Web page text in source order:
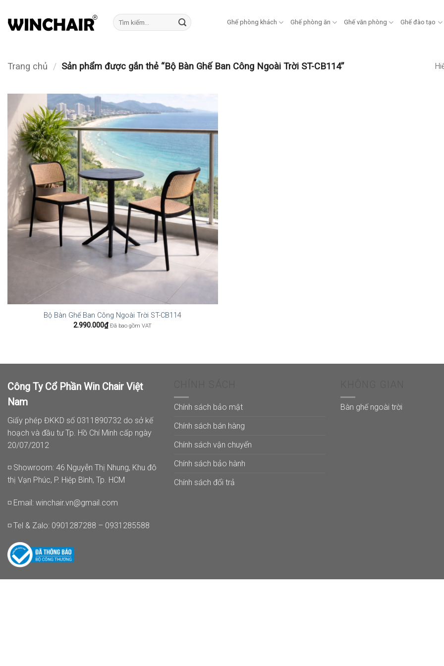
qua
Tìm
kiếm:
Ghế phòng khách Ghế phòng ăn Ghế văn phòng Ghế đào tạo
Trang chủ / Sản phẩm được gắn thẻ “Bộ Bàn Ghế Ban Công Ngoài Trời ST-CB114”
Bộ Bàn Ghế Ban Công Ngoài Trời ST-CB114
2.990.000₫ Đã bao gồm VAT
Công Ty Cổ Phần Win Chair Việt
Nam
Giấy phép ĐKKD số 0311890732 do sở kế
hoạch và đầu tư Tp. Hồ Chí Minh cấp ngày
20/07/2012
◽ Showroom: 46 Nguyễn Thị Nhung, Khu đô
thị Vạn Phúc, P. Hiệp Bình, Tp. HCM
◽ Email: winchair.vn@gmail.com
◽ Tel & Zalo: 0901287288 – 0931285588
Chính sách bảo mật
Chính sách bán hàng
Chính sách vận chuyển
Chính sách bảo hành
Chính sách đổi trả
Bàn ghế ngoài trời